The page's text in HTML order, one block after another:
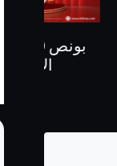
كاش باك حتى 60%